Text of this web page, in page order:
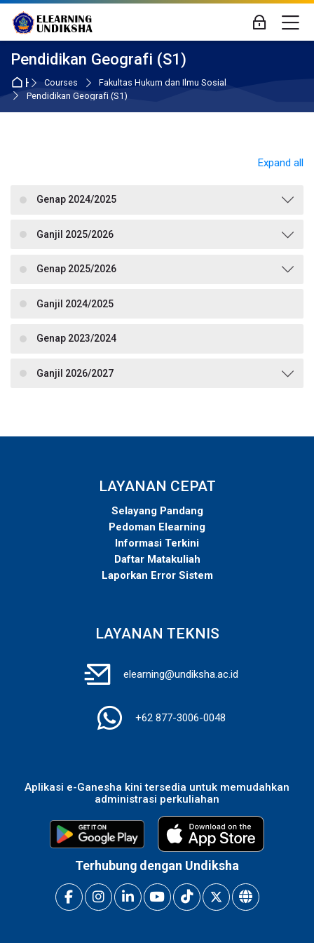
Skip to navigation
Skip to login form
Skip to main content
Skip to accessibility options
Skip to footer
Skip accessibility options
Log in
Pendidikan Geografi (S1)
HomeCourses
Fakultas Hukum dan Ilmu Sosial
Pendidikan Geografi (S1)
Expand all
Genap 2024/2025
Ganjil 2025/2026
Genap 2025/2026
Ganjil 2024/2025
Genap 2023/2024
Ganjil 2026/2027
LAYANAN CEPAT
Selayang Pandang
Pedoman Elearning
Informasi Terkini
Daftar Matakuliah
Laporkan Error Sistem
LAYANAN TEKNIS
elearning@undiksha.ac.id
+62 877-3006-0048
Aplikasi e-Ganesha kini tersedia untuk memudahkan
administrasi perkuliahan
Terhubung dengan Undiksha